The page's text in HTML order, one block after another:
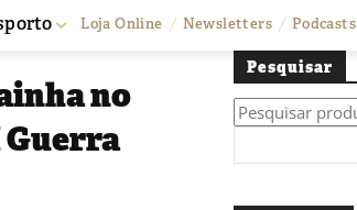
Loja Online Newsletters Podcasts
no
Guerra
Pesquisar
Pesquisar
por: